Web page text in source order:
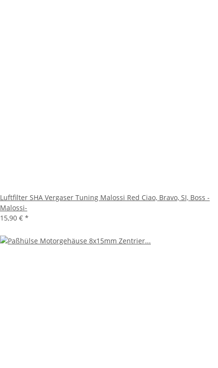
Luftfilter SHA Vergaser Tuning Malossi Red Ciao, Bravo, SI, Boss -
Malossi-
15,90 € *